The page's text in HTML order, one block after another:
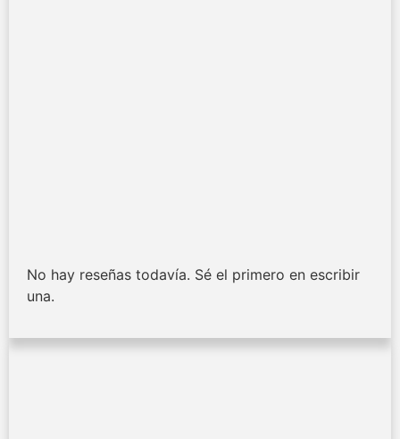
No hay reseñas todavía. Sé el primero en escribir
una.